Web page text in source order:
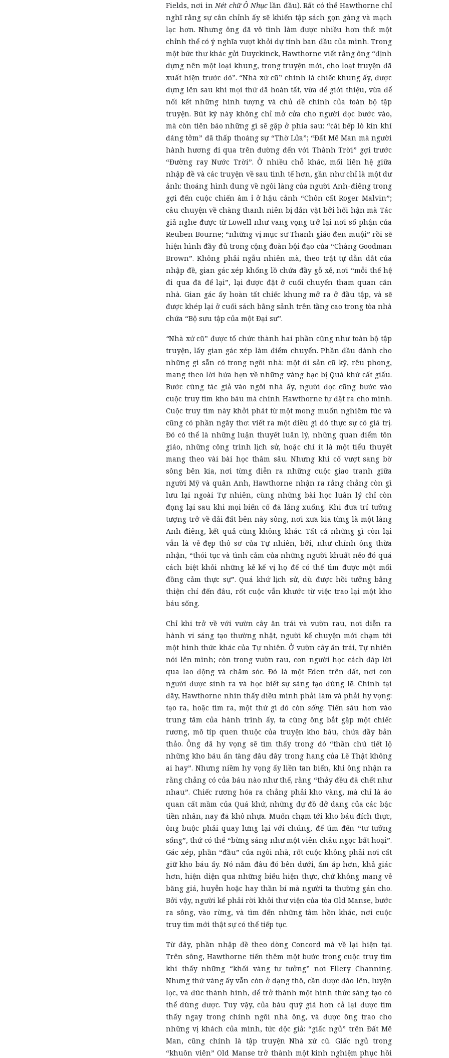
Fields, nơi inNét chữ Ô Nhụclần đầu). Rất có thể Hawthorne chỉ
nghĩ rằng sự cân chỉnh ấy sẽ khiến tập sách gọn gàng và mạch
lạc hơn. Nhưng ông đã vô tình làm được nhiều hơn thế: một
chỉnh thể có ý nghĩa vượt khỏi dự tính ban đầu của mình. Trong
một bức thư khác gửi Duyckinck, Hawthorne viết rằng ông “định
dựng nên một loại khung, trong truyện mới, cho loạt truyện đã
xuất hiện trước đó”. “Nhà xứ cũ” chính là chiếc khung ấy, được
dựng lên sau khi mọi thứ đã hoàn tất, vừa để giới thiệu, vừa để
nối kết những hình tượng và chủ đề chính của toàn bộ tập
truyện. Bút ký này không chỉ mở cửa cho người đọc bước vào,
mà còn tiên báo những gì sẽ gặp ở phía sau: “cái bếp lò kín khí
đáng tởm” đã thấp thoáng sự “Thờ Lửa”; “Đất Mê Man mà người
hành hương đi qua trên đường đến với Thành Trời” gợi trước
“Đường ray Nước Trời”. Ở nhiều chỗ khác, mối liên hệ giữa
nhập đề và các truyện về sau tinh tế hơn, gần như chỉ là một dư
ảnh: thoáng hình dung về ngôi làng của người Anh-điêng trong
gợi đến cuộc chiến âm ỉ ở hậu cảnh “Chôn cất Roger Malvin”;
câu chuyện về chàng thanh niên bị dằn vặt bởi hối hận mà Tác
giả nghe được từ Lowell như vang vọng trở lại nơi số phận của
Reuben Bourne; “những vị mục sư Thanh giáo đen muội” rồi sẽ
hiện hình đầy đủ trong cộng đoàn bội đạo của “Chàng Goodman
Brown”. Không phải ngẫu nhiên mà, theo trật tự dẫn dắt của
nhập đề, gian gác xép khổng lồ chứa đầy gỗ xẻ, nơi “mỗi thế hệ
đi qua đã để lại”, lại được đặt ở cuối chuyến tham quan căn
nhà. Gian gác ấy hoàn tất chiếc khung mở ra ở đầu tập, và sẽ
được khép lại ở cuối sách bằng sảnh trên tầng cao trong tòa nhà
chứa “Bộ sưu tập của một Đại sư”.
“Nhà xứ cũ” được tổ chức thành hai phần cũng như toàn bộ tập
truyện, lấy gian gác xép làm điểm chuyển. Phần đầu dành cho
những gì sẵn có trong ngôi nhà: một di sản cũ kỹ, rêu phong,
mang theo lời hứa hẹn về những vàng bạc bị Quá khứ cất giấu.
Bước cùng tác giả vào ngôi nhà ấy, người đọc cũng bước vào
cuộc truy tìm kho báu mà chính Hawthorne tự đặt ra cho mình.
Cuộc truy tìm này khởi phát từ một mong muốn nghiêm túc và
cũng có phần ngây thơ: viết ra một điều gì đó thực sự có giá trị.
Đó có thể là những luận thuyết luân lý, những quan điểm tôn
giáo, những công trình lịch sử, hoặc chí ít là một tiểu thuyết
mang theo vài bài học thâm sâu. Nhưng khi cố vượt sang bờ
sông bên kia, nơi từng diễn ra những cuộc giao tranh giữa
người Mỹ và quân Anh, Hawthorne nhận ra rằng chẳng còn gì
lưu lại ngoài Tự nhiên, cùng những bài học luân lý chỉ còn
đọng lại sau khi mọi biến cố đã lắng xuống. Khi đưa trí tưởng
tượng trở về dải đất bên này sông, nơi xưa kia từng là một làng
Anh-điêng, kết quả cũng không khác. Tất cả những gì còn lại
vẫn là vẻ đẹp thô sơ của Tự nhiên, bởi, như chính ông thừa
nhận, “thói tục và tình cảm của những người khuất nẻo đó quá
cách biệt khỏi những kẻ kế vị họ để có thể tìm được một mối
đồng cảm thực sự”. Quá khứ lịch sử, dù được hồi tưởng bằng
thiện chí đến đâu, rốt cuộc vẫn khước từ việc trao lại một kho
báu sống.
Chỉ khi trở về với vườn cây ăn trái và vườn rau, nơi diễn ra
hành vi sáng tạo thường nhật, người kể chuyện mới chạm tới
một hình thức khác của Tự nhiên. Ở vườn cây ăn trái, Tự nhiên
nói lên mình; còn trong vườn rau, con người học cách đáp lời
qua lao động và chăm sóc. Đó là một Eden trên đất, nơi con
người được sinh ra và học biết sự sáng tạo đúng lẽ. Chính tại
đây, Hawthorne nhìn thấy điều mình phải làm và phải hy vọng:
tạo ra, hoặc tìm ra, một thứ gì đó còn sống. Tiến sâu hơn vào
trung tâm của hành trình ấy, ta cùng ông bắt gặp một chiếc
rương, mô típ quen thuộc của truyện kho báu, chứa đầy bản
thảo. Ông đã hy vọng sẽ tìm thấy trong đó “thần chú tiết lộ
những kho báu ẩn tàng đâu đây trong hang của Lẽ Thật không
ai hay”. Nhưng niềm hy vọng ấy liền tan biến, khi ông nhận ra
rằng chẳng có của báu nào như thế, rằng “thảy đều đã chết như
nhau”. Chiếc rương hóa ra chẳng phải kho vàng, mà chỉ là áo
quan cất mầm của Quá khứ, những dự đồ dở dang của các bậc
tiền nhân, nay đã khô nhựa. Muốn chạm tới kho báu đích thực,
ông buộc phải quay lưng lại với chúng, để tìm đến “tư tưởng
sống”, thứ có thể “bừng sáng như một viên châu ngọc bất hoại”.
Gác xép, phần “đầu” của ngôi nhà, rốt cuộc không phải nơi cất
giữ kho báu ấy. Nó nằm đâu đó bên dưới, ấm áp hơn, khả giác
hơn, hiện diện qua những biểu hiện thực, chứ không mang vẻ
băng giá, huyễn hoặc hay thần bí mà người ta thường gán cho.
Bởi vậy, người kể phải rời khỏi thư viện của tòa Old Manse, bước
ra sông, vào rừng, và tìm đến những tâm hồn khác, nơi cuộc
truy tìm mới thật sự có thể tiếp tục.
Từ đây, phần nhập đề theo dòng Concord mà về lại hiện tại.
Trên sông, Hawthorne tiến thêm một bước trong cuộc truy tìm
khi thấy những “khối vàng tư tưởng” nơi Ellery Channing.
Nhưng thứ vàng ấy vẫn còn ở dạng thô, cần được đào lên, luyện
lọc, và đúc thành hình, để trở thành một hình thức sáng tạo có
thể dùng được. Tuy vậy, của báu quý giá hơn cả lại được tìm
thấy ngay trong chính ngôi nhà ông, và được ông trao cho
những vị khách của mình, tức độc giả: “giấc ngủ” trên Đất Mê
Man, cũng chính là tập truyện Nhà xứ cũ. Giấc ngủ trong
“khuôn viên” Old Manse trở thành một kinh nghiệm phục hồi